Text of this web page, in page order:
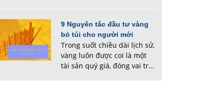
vẫn chưa nắm rõ vàng SJC là
gì, và tại sao vàng SJC lại có
gi...
9 Nguyên tắc đầu tư vàng
bỏ túi cho người mới
Trong suốt chiều dài lịch sử,
vàng luôn được coi là một
tài sản quý giá, đóng vai trò